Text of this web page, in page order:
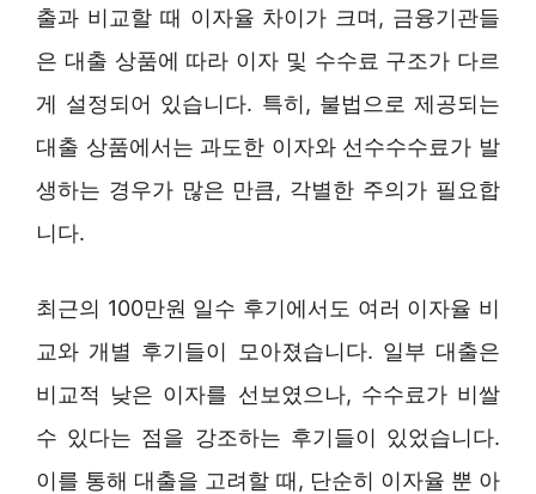
출과 비교할 때 이자율 차이가 크며, 금융기관들
은 대출 상품에 따라 이자 및 수수료 구조가 다르
게 설정되어 있습니다. 특히, 불법으로 제공되는
대출 상품에서는 과도한 이자와 선수수수료가 발
생하는 경우가 많은 만큼, 각별한 주의가 필요합
니다.
최근의 100만원 일수 후기에서도 여러 이자율 비
교와 개별 후기들이 모아졌습니다. 일부 대출은
비교적 낮은 이자를 선보였으나, 수수료가 비쌀
수 있다는 점을 강조하는 후기들이 있었습니다.
이를 통해 대출을 고려할 때, 단순히 이자율 뿐 아